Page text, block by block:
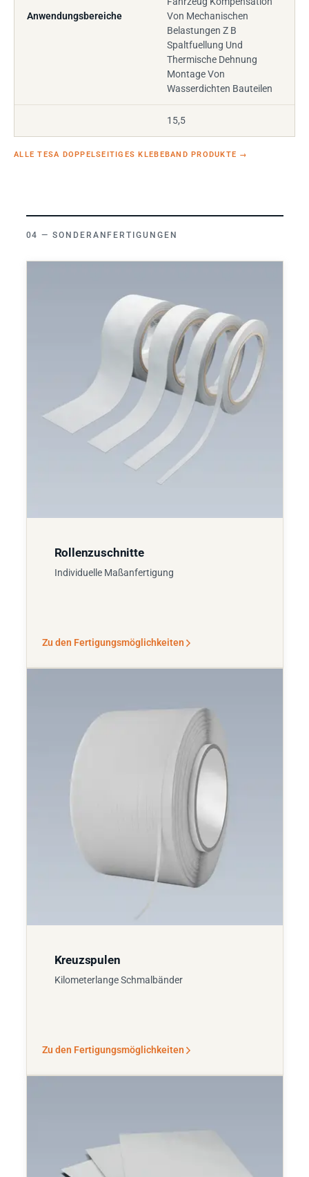
Anwendungsbereiche
Von Mechanischen
Belastungen Z B
Spaltfuellung Und
Thermische Dehnung
Montage Von
Wasserdichten Bauteilen
15,5
ALLE TESA DOPPELSEITIGES KLEBEBAND PRODUKTE →
SONDERANFERTIGUNGEN
Rollenzuschnitte
Individuelle Maßanfertigung
Zu den Fertigungsmöglichkeiten
Kreuzspulen
Kilometerlange Schmalbänder
Zu den Fertigungsmöglichkeiten